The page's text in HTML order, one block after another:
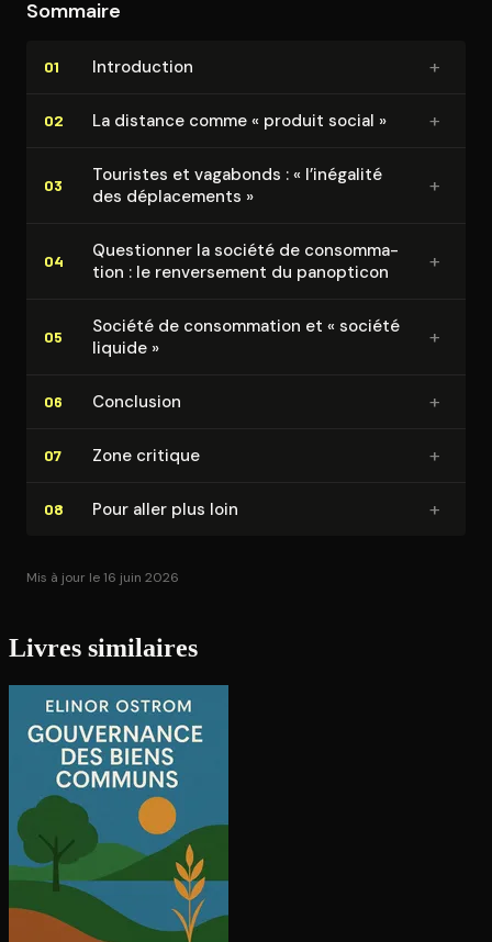
Sommaire
01 In­tro­duc­tion +
02 La distance comme « produit social » +
03
Touristes et vagabonds : « l’inégalité
des dé­pla­ce­ments »
+
04
Questionner la société de consom­ma­
tion : le ren­ver­se­ment du panopticon
+
05
Société de consom­ma­tion et « société
liquide »
+
06 Conclusion +
07 Zone critique +
08 Pour aller plus loin +
Mis à jour le 16 juin 2026
Livres similaires